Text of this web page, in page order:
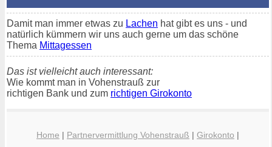
Damit man immer etwas zu Lachen hat gibt es uns - und
natürlich kümmern wir uns auch gerne um das schöne
Thema Mittagessen
Das ist vielleicht auch interessant:
Wie kommt man in Vohenstrauß zur
richtigen Bank und zum richtigen Girokonto
Home | Partnervermittlung Vohenstrauß | Girokonto |